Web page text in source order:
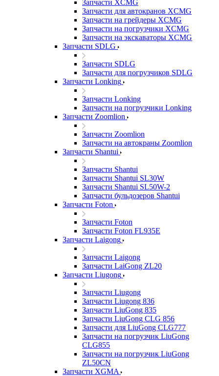
Запчасти XCMG
Запчасти для автокранов XCMG
Запчасти на грейдеры XCMG
Запчасти на погрузчики XCMG
Запчасти на экскаваторы XCMG
Запчасти SDLG
Запчасти SDLG
Запчасти для погрузчиков SDLG
Запчасти Lonking
Запчасти Lonking
Запчасти на погрузчики Lonking
Запчасти Zoomlion
Запчасти Zoomlion
Запчасти на автокраны Zoomlion
Запчасти Shantui
Запчасти Shantui
Запчасти Shantui SL30W
Запчасти Shantui SL50W-2
Запчасти бульдозеров Shantui
Запчасти Foton
Запчасти Foton
Запчасти Foton FL935E
Запчасти Laigong
Запчасти Laigong
Запчасти LaiGong ZL20
Запчасти Liugong
Запчасти Liugong
Запчасти Liugong 836
Запчасти LiuGong 835
Запчасти LiuGong CLG 856
Запчасти для LiuGong CLG777
Запчасти на погрузчик LiuGong
CLG855
Запчасти на погрузчик LiuGong
ZL50CN
Запчасти XGMA